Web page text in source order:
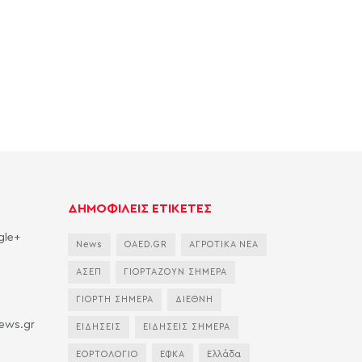
ΔΗΜΟΦΙΛΕΙΣ ΕΤΙΚΕΤΕΣ
News OAED.GR ΑΓΡΟΤΙΚΑ ΝΕΑ
ΑΣΕΠ ΓΙΟΡΤΑΖΟΥΝ ΣΗΜΕΡΑ
ΓΙΟΡΤΗ ΣΗΜΕΡΑ ΔΙΕΘΝΗ
ΕΙΔΗΣΕΙΣ ΕΙΔΗΣΕΙΣ ΣΗΜΕΡΑ
ΕΟΡΤΟΛΟΓΙΟ ΕΦΚΑ Ελλάδα